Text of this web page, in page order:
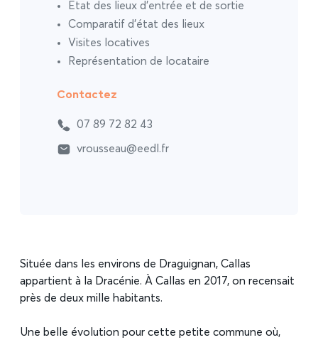
Située dans les environs de Draguignan, Callas
appartient à la Dracénie. À Callas en 2017, on recensait
près de deux mille habitants.
Une belle évolution pour cette petite commune où,
Etat des lieux d’entrée et de sortie
Comparatif d’état des lieux
Visites locatives
Représentation de locataire
Contactez
07 89 72 82 43
vrousseau@eedl.fr